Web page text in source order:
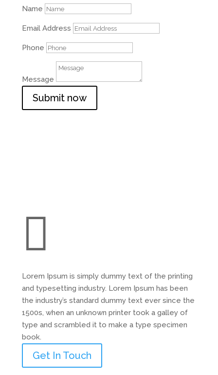
Name
Email Address
Phone
Message
Submit now

Lorem Ipsum is simply dummy text of the printing
and typesetting industry. Lorem Ipsum has been
the industry’s standard dummy text ever since the
1500s, when an unknown printer took a galley of
type and scrambled it to make a type specimen
book.
Get In Touch